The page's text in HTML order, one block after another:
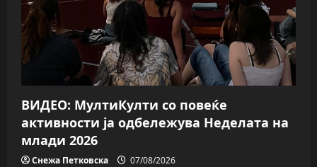
ВИДЕО: МултиКулти со повеќе
активности ја одбележува Неделата на
млади 2026
Снежа Петковска 07/08/2026